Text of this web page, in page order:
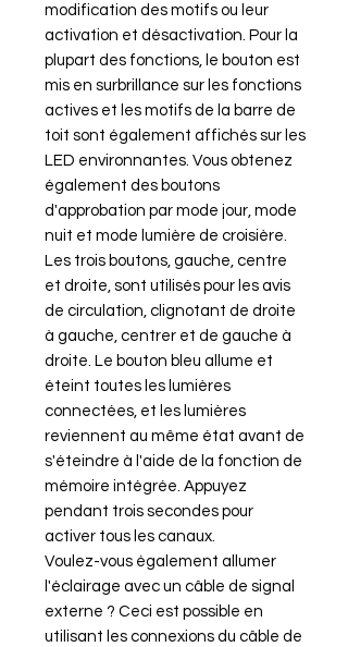
modification des motifs ou leur
activation et désactivation. Pour la
plupart des fonctions, le bouton est
mis en surbrillance sur les fonctions
actives et les motifs de la barre de
toit sont également affichés sur les
LED environnantes. Vous obtenez
également des boutons
d'approbation par mode jour, mode
nuit et mode lumière de croisière.
Les trois boutons, gauche, centre
et droite, sont utilisés pour les avis
de circulation, clignotant de droite
à gauche, centrer et de gauche à
droite. Le bouton bleu allume et
éteint toutes les lumières
connectées, et les lumières
reviennent au même état avant de
s'éteindre à l'aide de la fonction de
mémoire intégrée. Appuyez
pendant trois secondes pour
activer tous les canaux.
Voulez-vous également allumer
l'éclairage avec un câble de signal
externe ? Ceci est possible en
utilisant les connexions du câble de